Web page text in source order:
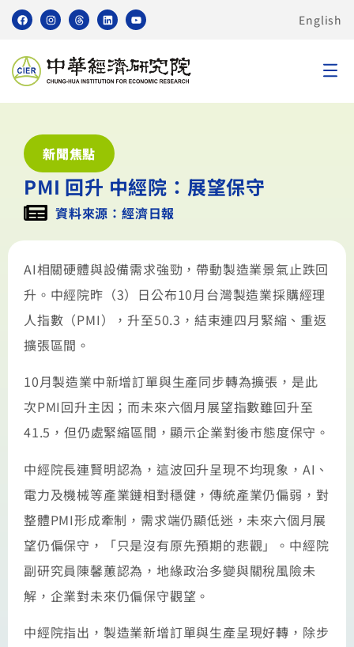
English
新聞焦點
PMI 回升 中經院：展望保守
資料來源：經濟日報
AI相關硬體與設備需求強勁，帶動製造業景氣止跌回
升。中經院昨（3）日公布10月台灣製造業採購經理
人指數（PMI），升至50.3，結束連四月緊縮、重返
擴張區間。
10月製造業中新增訂單與生產同步轉為擴張，是此
次PMI回升主因；而未來六個月展望指數雖回升至
41.5，但仍處緊縮區間，顯示企業對後市態度保守。
中經院長連賢明認為，這波回升呈現不均現象，AI、
電力及機械等產業鏈相對穩健，傳統產業仍偏弱，對
整體PMI形成牽制，需求端仍顯低迷，未來六個月展
望仍偏保守，「只是沒有原先預期的悲觀」。中經院
副研究員陳馨蕙認為，地緣政治多變與關稅風險未
解，企業對未來仍偏保守觀望。
中經院指出，製造業新增訂單與生產呈現好轉，除步